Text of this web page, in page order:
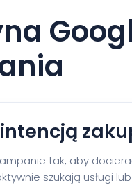
intencją
tak, aby
szukają usługi lub